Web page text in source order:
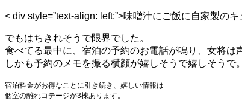
< div style=”text-align: left;”>味噌汁にご飯に自家製の
でもはちきれそうで限界でした。
食べてる最中に、宿泊の予約のお電話が鳴り、女将は
しかも予約のメモを撮る横顔が嬉しそうで嬉しそうで
宿泊料金がお得なことに引き続き、嬉しい情報は
個室の離れコテージが3棟あります。